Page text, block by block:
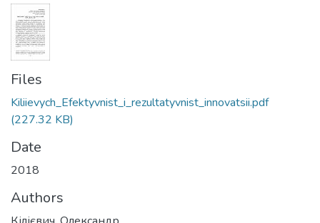
Files
Kiliievych_Efektyvnist_i_rezultatyvnist_innovatsii.pdf
(227.32 KB)
Date
2018
Authors